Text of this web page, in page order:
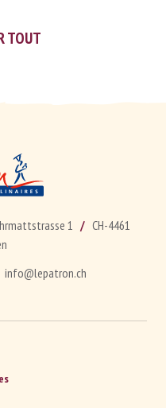
TOUT
1
CH-4461
info@lepatron.ch